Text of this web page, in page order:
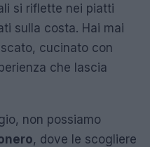
si riflette nei piatti
sulla costa. Hai mai
cucinato con
che lascia
non possiamo
, dove le scogliere